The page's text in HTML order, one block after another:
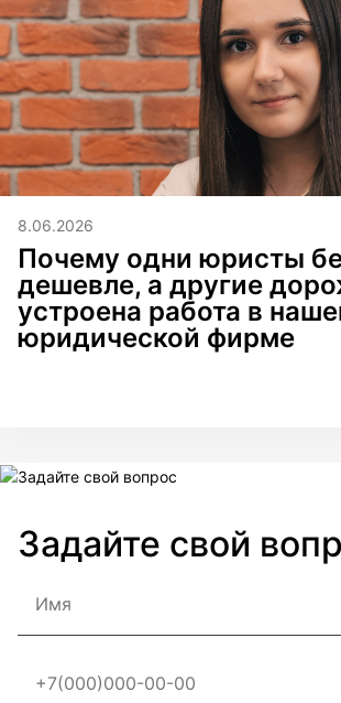
8.06.2026
Почему одни юристы
дешевле, а другие
устроена работа в
юридической фирме
Задайте свой